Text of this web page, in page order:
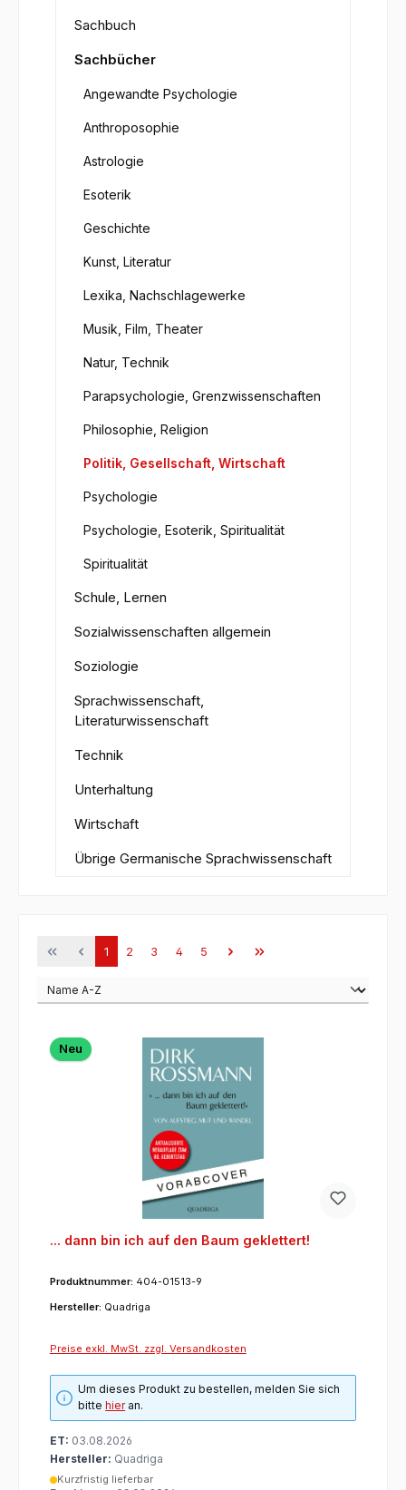
Sachbuch
Sachbücher
Angewandte Psychologie
Anthroposophie
Astrologie
Esoterik
Geschichte
Kunst, Literatur
Lexika, Nachschlagewerke
Musik, Film, Theater
Natur, Technik
Parapsychologie, Grenzwissenschaften
Philosophie, Religion
Politik, Gesellschaft, Wirtschaft
Psychologie
Psychologie, Esoterik, Spiritualität
Spiritualität
Schule, Lernen
Sozialwissenschaften allgemein
Soziologie
Sprachwissenschaft,
Literaturwissenschaft
Technik
Unterhaltung
Wirtschaft
Übrige Germanische Sprachwissenschaft
Seite
1 Seite
2 Seite
3 Seite
4 Seite
5
Neu
... dann bin ich auf den Baum geklettert!
Produktnummer: 404-01513-9
Hersteller: Quadriga
Preise exkl. MwSt. zzgl. Versandkosten
Um dieses Produkt zu bestellen, melden Sie sich
bittehieran.
ET: 03.08.2026
Hersteller: Quadriga
Kurzfristig lieferbar